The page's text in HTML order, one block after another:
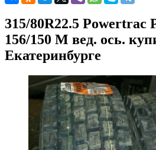
315/80R22.5 Powertrac
156/150 M вед. ось.
Екатеринбурге